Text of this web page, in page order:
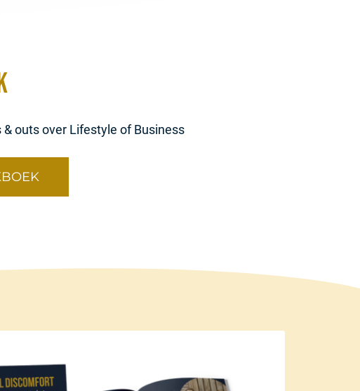
outs over Lifestyle of Business